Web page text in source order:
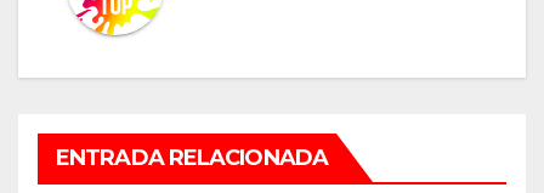
ENTRADA RELACIONADA